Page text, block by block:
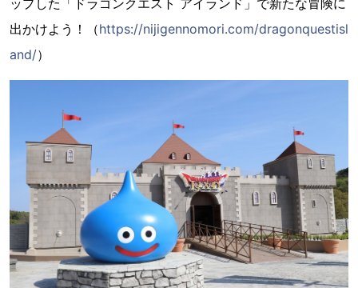
出かけよう！（https://nijigennomori.com/dragonquestisl
and/）